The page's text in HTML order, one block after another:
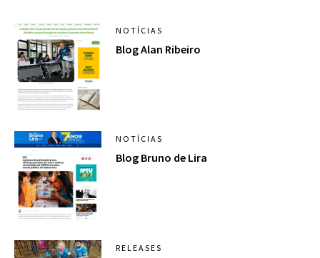
NOTÍCIAS
Blog Alan Ribeiro
NOTÍCIAS
Blog Bruno de Lira
RELEASES